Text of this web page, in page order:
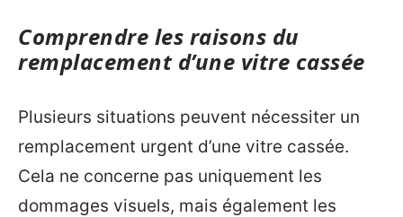
Comprendre les raisons du
remplacement d’une vitre cassée
Plusieurs situations peuvent nécessiter un
remplacement urgent d’une vitre cassée.
Cela ne concerne pas uniquement les
dommages visuels, mais également les